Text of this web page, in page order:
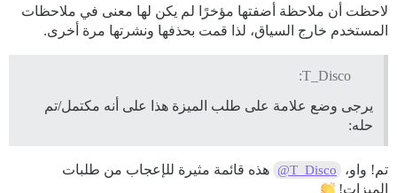
لاحظت أن ملاحظة أضفتها مؤخرًا لم يكن لها معنى في ملاحظات
المستخدم خارج السياق، لذا قمت بحذفها ونشرتها مرة أخرى.
T_Disco:
يرجى وضع علامة على طلب الميزة هذا على أنه مكتمل/تم
حله:
تم! واو، @T_Disco هذه قائمة مثيرة للإعجاب من طلبات
الميزات!